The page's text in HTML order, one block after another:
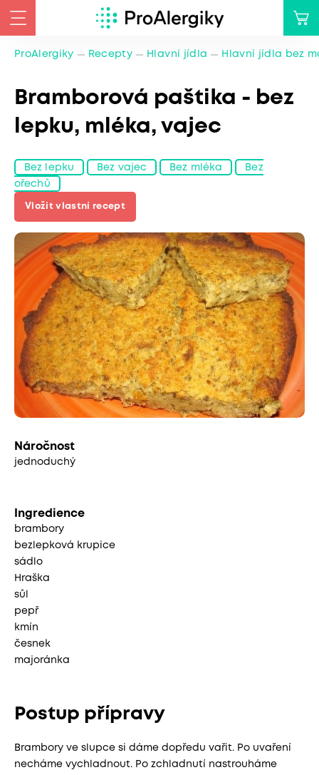
ProAlergiky Recepty Hlavní jídla Hlavní jídla bez
Bramborová paštika - bez
lepku, mléka, vajec
Bez lepku Bez vajec Bez mléka
Bez
ořechů
Vložit vlastní recept
Náročnost
jednoduchý
Ingredience
brambory
bezlepková krupice
sádlo
Hraška
sůl
pepř
kmín
česnek
majoránka
Postup přípravy
Brambory ve slupce si dáme dopředu vařit. Po uvaření
necháme vychladnout. Po zchladnutí nastrouháme